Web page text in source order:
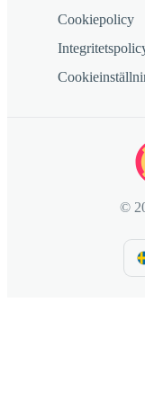
Cookiepolicy
©